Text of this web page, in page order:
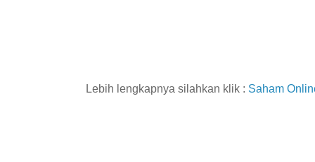
Lebih lengkapnya silahkan klik : Saham